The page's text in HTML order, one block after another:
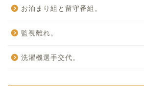
お泊まり組と留守番組。
監視離れ。
洗濯機選手交代。